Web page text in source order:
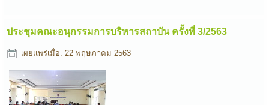
ประชุมคณะอนุกรรมการบริหารสถาบัน ครั้งที่ 3/2563
เผยแพร่เมื่อ: 22 พฤษภาคม 2563